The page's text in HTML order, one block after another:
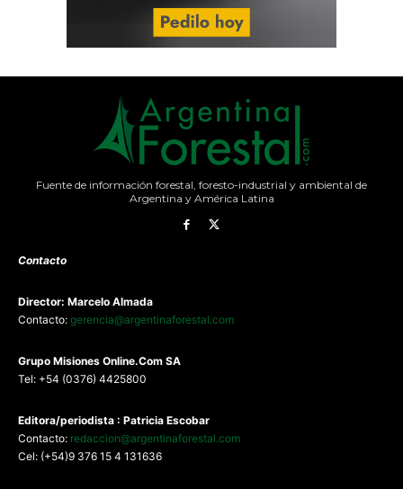
Fuente de información forestal, foresto-industrial y ambiental de
Argentina y América Latina
Contacto
Director: Marcelo Almada
Contacto: gerencia@argentinaforestal.com
Grupo Misiones Online.Com SA
Tel: +54 (0376) 4425800
Editora/periodista : Patricia Escobar
Contacto: redaccion@argentinaforestal.com
Cel: (+54)9 376 15 4 131636